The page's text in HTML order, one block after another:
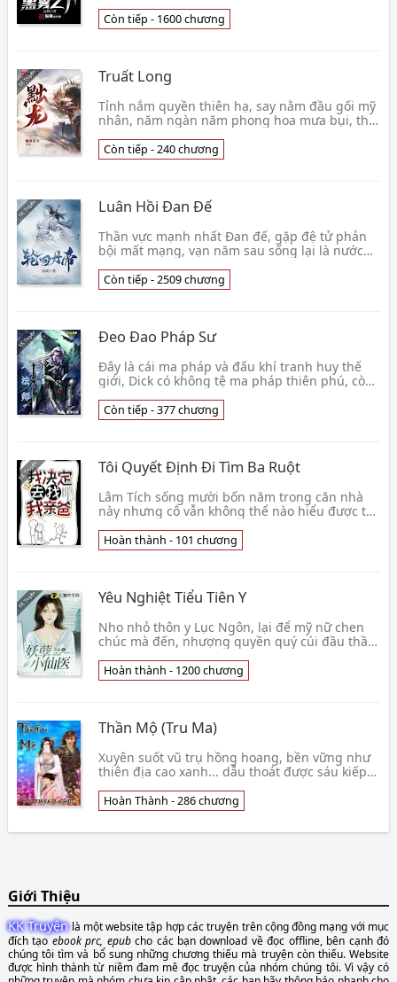
đăng căn cứ 】👦 Thần Nhiên
Còn tiếp - 1600 chương
Truất Long
Tỉnh nắm quyền thiên hạ, say nằm đầu gối mỹ
nhân, năm ngàn năm phong hoa mưa bụi, thị
thiên địa có 👦 Lưu Đạn Phạ Thủy
Còn tiếp - 240 chương
Luân Hồi Đan Đế
Thần vực mạnh nhất Đan đế, gặp đệ tử phản
bội mất mạng, vạn năm sau sống lại là nước
thịt xương👦 Ngữ Thành
Còn tiếp - 2509 chương
Đeo Đao Pháp Sư
Đây là cái ma pháp và đấu khí tranh huy thế
giới, Dick có không tệ ma pháp thiên phú, còn
pháp tu l👦 Đông Bắc Lão Miết
Còn tiếp - 377 chương
Tôi Quyết Định Đi Tìm Ba Ruột
Lâm Tích sống mười bốn năm trong căn nhà
này nhưng cô vẫn không thể nào hiểu được tại
mới biế👦 Công Tử Thương
Hoàn thành - 101 chương
Yêu Nghiệt Tiểu Tiên Y
Nho nhỏ thôn y Lục Ngôn, lại để mỹ nữ chen
chúc mà đến, nhượng quyền quý cúi đầu thần
Hoàn thành - 1200 chương
Thần Mộ (Tru Ma)
Xuyên suốt vũ trụ hồng hoang, bền vững như
thiên địa cao xanh... dẫu thoát được sáu kiếp
giới.Thầ👦 Ngô Biển Quân
Hoàn Thành - 286 chương
Giới Thiệu
KK Truyệnlà một website tập hợp các truyện trên cộng đồng mạng với mục
đích tạoebook prc, epubcho các bạn download về đọc offline, bên cạnh đó
chúng tôi tìm và bổ sung những chương thiếu mà truyện còn thiếu. Website
được hình thành từ niềm đam mê đọc truyện của nhóm chúng tôi. Vì vậy có